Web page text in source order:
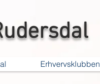
Erhvervsklubben